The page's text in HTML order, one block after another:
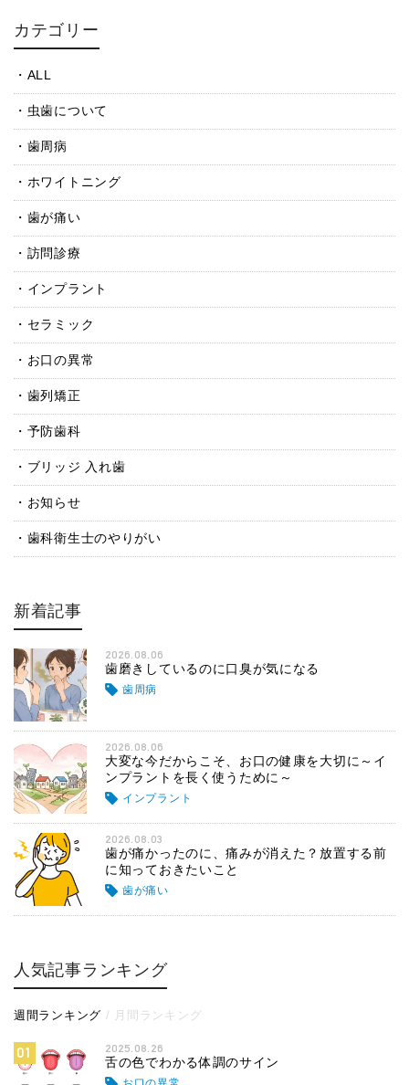
カテゴリー
ALL
虫歯について
歯周病
ホワイトニング
歯が痛い
訪問診療
インプラント
セラミック
お口の異常
歯列矯正
予防歯科
ブリッジ 入れ歯
お知らせ
歯科衛生士のやりがい
新着記事
2026.08.06
歯磨きしているのに口臭が気になる
歯周病
2026.08.06
大変な今だからこそ、お口の健康を大切に～イ
ンプラントを長く使うために～
インプラント
2026.08.03
歯が痛かったのに、痛みが消えた？放置する前
に知っておきたいこと
歯が痛い
人気記事ランキング
週間ランキング 月間ランキング
01 2025.08.26
舌の色でわかる体調のサイン